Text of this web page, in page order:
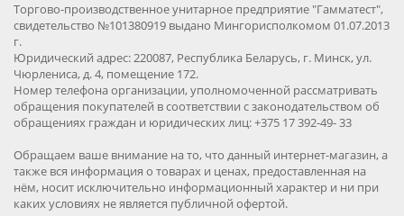
Торгово-производственное унитарное предприятие "Гамматест",
свидетельство №101380919 выдано Мингорисполкомом 01.07.2013
г.
Юридический адрес: 220087, Республика Беларусь, г. Минск, ул.
Чюрлениса, д. 4, помещение 172.
Номер телефона организации, уполномоченной рассматривать
обращения покупателей в соответствии с законодательством об
обращениях граждан и юридических лиц: +375 17 392-49- 33
Обращаем ваше внимание на то, что данный интернет-магазин, а
также вся информация о товарах и ценах, предоставленная на
нём, носит исключительно информационный характер и ни при
каких условиях не является публичной офертой.